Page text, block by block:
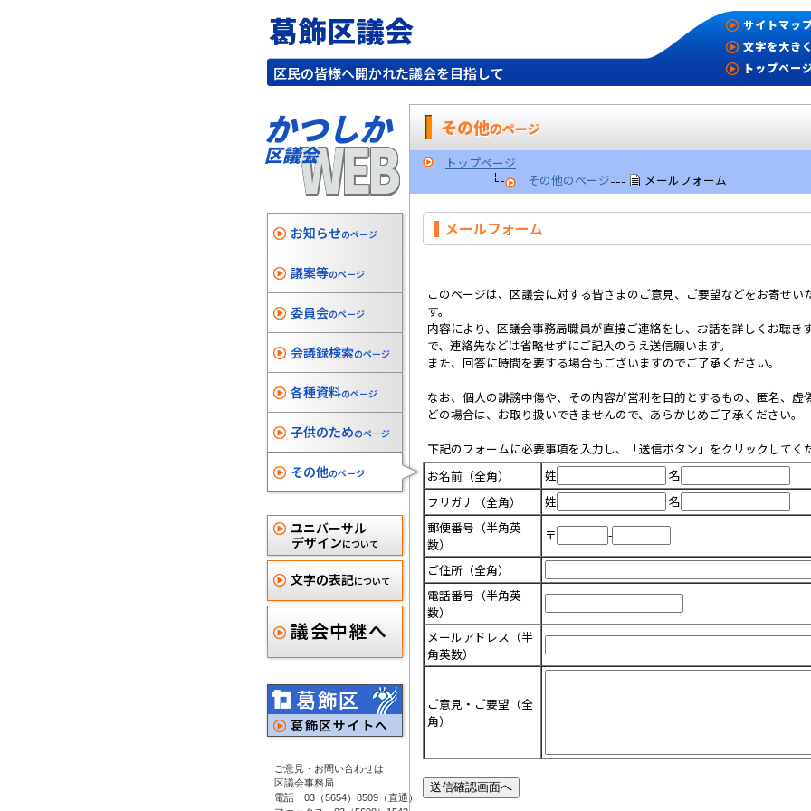
葛飾区議会
区民の皆様へ開かれた議会を目指して
サイトマッ
文字を大き
トップペー
かつしか
区議会WEB
お知らせのページ
議案等のページ
委員会のページ
会議録検索のページ
各種資料のページ
子供のためのページ
その他のページ
ユニバーサル
デザインについて
文字の表記について
議会中継へ
葛飾区
葛飾区サイトへ
ご意見・お問い合わせは
区議会事務局
電話 03（5654）8509（直通）
その他のページ
トップページ
その他のページ
メールフォーム
メールフォーム
このページは、区議会に対する皆さまのご意見、ご要望などをお寄せい
す。
内容により、区議会事務局職員が直接ご連絡をし、お話を詳しくお聴き
で、連絡先などは省略せずにご記入のうえ送信願います。
また、回答に時間を要する場合もございますのでご了承ください。
なお、個人の誹謗中傷や、その内容が営利を目的とするもの、匿名、虚
どの場合は、お取り扱いできませんので、あらかじめご了承ください。
下記のフォームに必要事項を入力し、「送信ボタン」をクリックしてく
お名前（全角）
姓
名
フリガナ（全角）
姓
名
郵便番号（半角英
数）
〒 -
ご住所（全角）
電話番号（半角英
数）
メールアドレス（半
角英数）
ご意見・ご要望（全
角）